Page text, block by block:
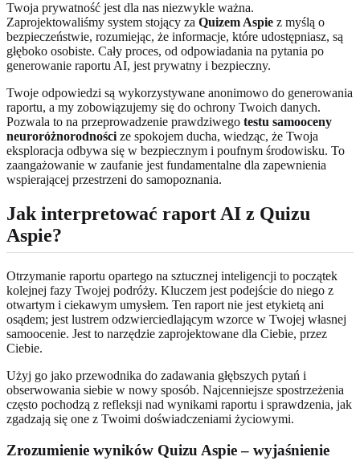
Twoja prywatność jest dla nas niezwykle ważna.
Zaprojektowaliśmy system stojący za Quizem Aspie z myślą o
bezpieczeństwie, rozumiejąc, że informacje, które udostępniasz, są
głęboko osobiste. Cały proces, od odpowiadania na pytania po
generowanie raportu AI, jest prywatny i bezpieczny.
Twoje odpowiedzi są wykorzystywane anonimowo do generowania
raportu, a my zobowiązujemy się do ochrony Twoich danych.
Pozwala to na przeprowadzenie prawdziwego testu samooceny
neuroróżnorodności ze spokojem ducha, wiedząc, że Twoja
eksploracja odbywa się w bezpiecznym i poufnym środowisku. To
zaangażowanie w zaufanie jest fundamentalne dla zapewnienia
wspierającej przestrzeni do samopoznania.
Jak interpretować raport AI z Quizu
Aspie?
Otrzymanie raportu opartego na sztucznej inteligencji to początek
kolejnej fazy Twojej podróży. Kluczem jest podejście do niego z
otwartym i ciekawym umysłem. Ten raport nie jest etykietą ani
osądem; jest lustrem odzwierciedlającym wzorce w Twojej własnej
samoocenie. Jest to narzędzie zaprojektowane dla Ciebie, przez
Ciebie.
Użyj go jako przewodnika do zadawania głębszych pytań i
obserwowania siebie w nowy sposób. Najcenniejsze spostrzeżenia
często pochodzą z refleksji nad wynikami raportu i sprawdzenia, jak
zgadzają się one z Twoimi doświadczeniami życiowymi.
Zrozumienie wyników Quizu Aspie – wyjaśnienie